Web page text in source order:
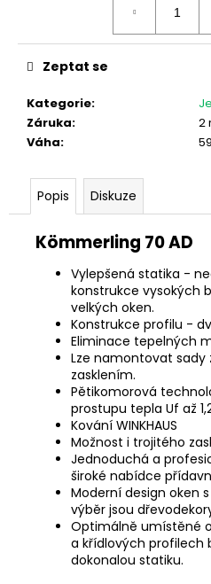
Kategorie:
Záruka:
2
Váha:
Zeptat se
Popis Diskuze
Kömmerling 70 AD
Vylepšená statika -
konstrukce vysokých
velkých oken.
Konstrukce profilu -
Eliminace tepelných
Lze namontovat sady
zasklením.
Pětikomorová
prostupu tepla Uf až
Kování WINKHAUS
Možnost i trojitého
Jednoduchá a
široké nabídce
Moderní design oken
výběr jsou
Optimálně umístěné
a křídlových profilech
dokonalou statiku.